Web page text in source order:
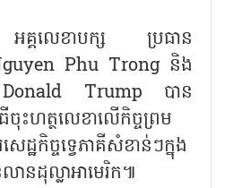
អគ្គលេខាបក្ស ប្រធាន
Phu Trong និង
Donald Trump បាន
ចុះហត្ថលេខាលើកិច្ចព្រម
ដ្ឋកិច្ចទ្វេភាគីសំខាន់ៗក្នុង
ានដុល្លាអាមេរិក៕